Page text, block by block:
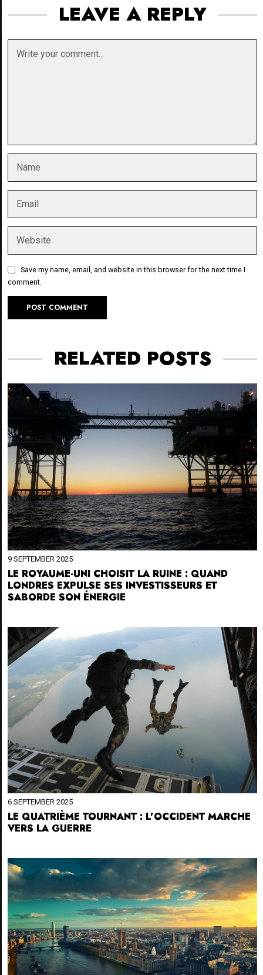
LEAVE A REPLY
Save my name, email, and website in this browser for the next time I
comment.
RELATED POSTS
9 SEPTEMBER 2025
LE ROYAUME-UNI CHOISIT LA RUINE : QUAND
LONDRES EXPULSE SES INVESTISSEURS ET
SABORDE SON ÉNERGIE
6 SEPTEMBER 2025
LE QUATRIÈME TOURNANT : L’OCCIDENT MARCHE
VERS LA GUERRE